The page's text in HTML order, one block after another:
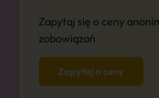
Zapytaj się o ceny
zobowiązań
Zapytaj o ceny